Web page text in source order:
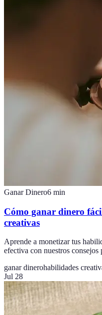
Ganar Dinero6 min
Cómo ganar dinero
creativas
Aprende a monetizar tus
efectiva con nuestros consejos
ganar dinerohabilidades
Jul 28